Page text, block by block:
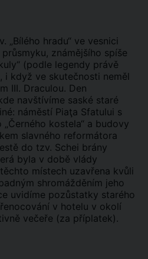
„Bílého hradu“ ve vesnici
průsmyku, známějšího spíše
(podle legendy právě
i když ve skutečnosti neměl
III. Draculou. Den
navštívíme saské staré
náměstí Piaţa Sfatului s
kostela“ a budovy
slavného reformátora
do tzv. Schei brány
byla v době vlády
místech uzavřena kvůli
shromážděním jeho
uvidíme pozůstatky starého
v hotelu v okolí
večeře (za příplatek).